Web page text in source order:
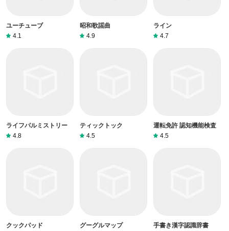
ユーチューブ
4.1
昭和歌謡曲
4.9
ライン
4.7
ライフパルミストリー
4.8
ティックトック
4.5
運転免許 認知機能検査
4.5
クックパッド
グーグルマップ
手書き漢字認識辞書